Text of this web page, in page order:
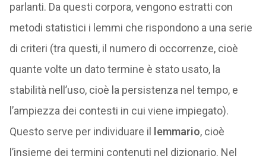
parlanti. Da questi corpora, vengono estratti con
metodi statistici i lemmi che rispondono a una serie
di criteri (tra questi, il numero di occorrenze, cioè
quante volte un dato termine è stato usato, la
stabilità nell’uso, cioè la persistenza nel tempo, e
l’ampiezza dei contesti in cui viene impiegato).
Questo serve per individuare il
lemmario, cioè
l’insieme dei termini contenuti nel dizionario. Nel